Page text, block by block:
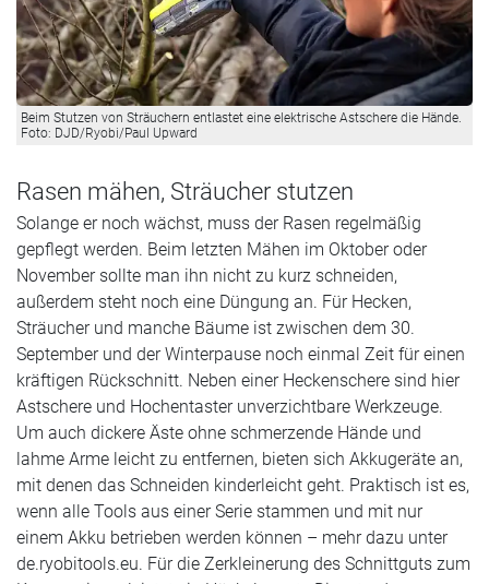
Beim Stutzen von Sträuchern entlastet eine elektrische Astschere die Hände.
Foto: DJD/Ryobi/Paul Upward
Rasen mähen, Sträucher stutzen
Solange er noch wächst, muss der Rasen regelmäßig
gepflegt werden. Beim letzten Mähen im Oktober oder
November sollte man ihn nicht zu kurz schneiden,
außerdem steht noch eine Düngung an. Für Hecken,
Sträucher und manche Bäume ist zwischen dem 30.
September und der Winterpause noch einmal Zeit für einen
kräftigen Rückschnitt. Neben einer Heckenschere sind hier
Astschere und Hochentaster unverzichtbare Werkzeuge.
Um auch dickere Äste ohne schmerzende Hände und
lahme Arme leicht zu entfernen, bieten sich Akkugeräte an,
mit denen das Schneiden kinderleicht geht. Praktisch ist es,
wenn alle Tools aus einer Serie stammen und mit nur
einem Akku betrieben werden können – mehr dazu unter
de.ryobitools.eu. Für die Zerkleinerung des Schnittguts zum